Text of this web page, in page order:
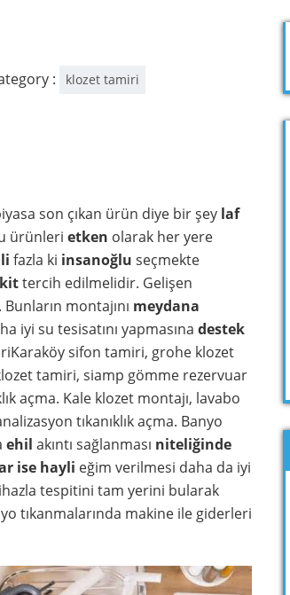
: klozet tamiri
son çıkan ürün diye bir şey laf
ürünleri etken olarak her yere
fazla ki insanoğlu seçmekte
tercih edilmelidir. Gelişen
montajını meydana
iyi su tesisatını yapmasına destek
sifon tamiri, grohe klozet
tamiri, siamp gömme rezervuar
açma. Kale klozet montajı, lavabo
tıkanıklık açma. Banyo
ehil akıntı sağlanması niteliğinde
ise hayli eğim verilmesi daha da iyi
tespitini tam yerini bularak
tıkanmalarında makine ile giderleri